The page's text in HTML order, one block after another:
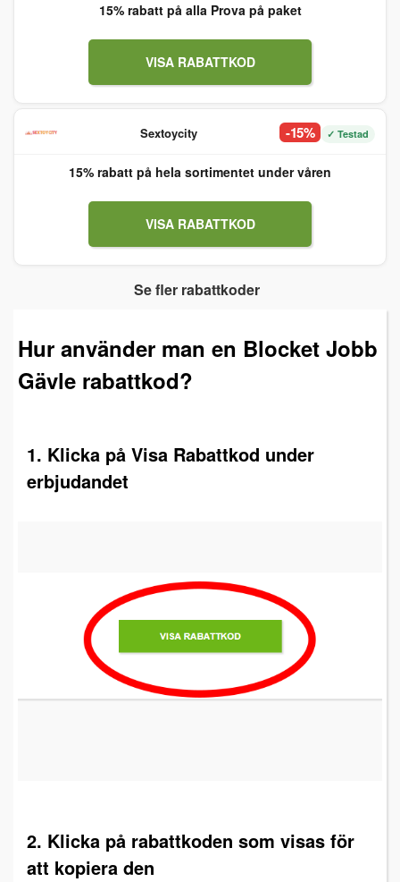
15% rabatt på alla Prova på paket
VISA RABATTKOD
Sextoycity -15% ✓ Testad
15% rabatt på hela sortimentet under våren
VISA RABATTKOD
Se fler rabattkoder
Hur använder man en Blocket Jobb
Gävle rabattkod?
1. Klicka på Visa Rabattkod under
erbjudandet
2. Klicka på rabattkoden som visas för
att kopiera den